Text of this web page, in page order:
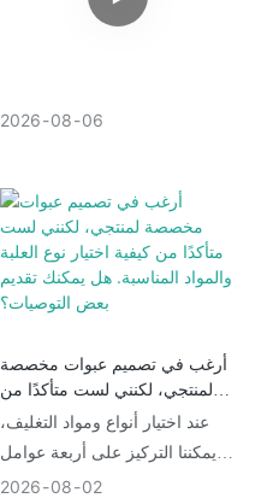
2026 08 06
أرغب في تصميم عبوات مخصصة
لمنتجي، لكنني لست متأكدًا من
كيفية اختيار نوع العلبة والمواد
المناسبة. هل يمكنك تقديم بعض
التوصيات؟
عند اختيار أنواع ومواد التغليف،
يمكننا التركيز على أربعة عوامل
أساسية: 1. نوع المنتج ووزنه، 2.2026 08 02